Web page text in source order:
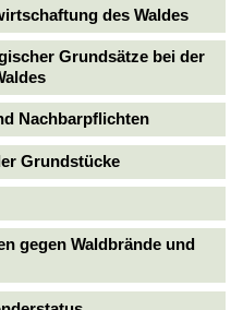
des Waldes
Grundsätze bei der
Nachbarpflichten
Grundstücke
gegen Waldbrände und